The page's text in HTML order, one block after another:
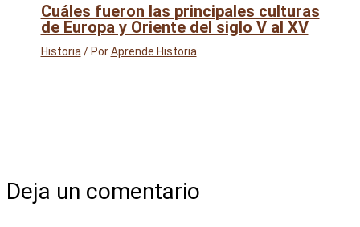
Cuáles fueron las principales culturas
de Europa y Oriente del siglo V al XV
Historia / PorAprende Historia
Deja un comentario